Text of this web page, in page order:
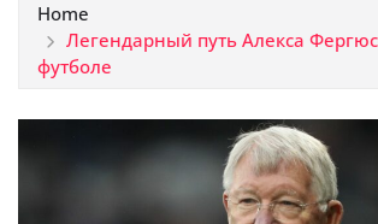
Home
Легендарный путь Алекса
футболе